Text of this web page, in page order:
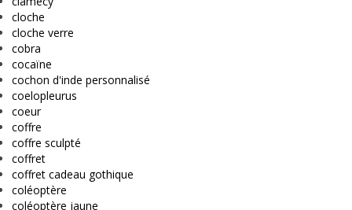
cloche
cloche verre
cobra
cocaïne
cochon d'inde personnalisé
coelopleurus
coeur
coffre
coffre sculpté
coffret
coffret cadeau gothique
coléoptère
coléoptère jaune